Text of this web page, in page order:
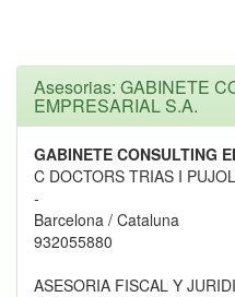
Asesorias: GABINETE
EMPRESARIAL S.A.
GABINETE CONSULTING
C DOCTORS TRIAS I
-
Barcelona / Cataluna
932055880
ASESORIA FISCAL Y